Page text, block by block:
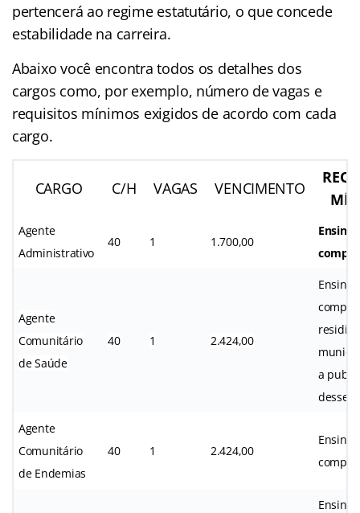
pertencerá ao regime estatutário, o que concede
estabilidade na carreira.
Abaixo você encontra todos os detalhes dos
cargos como, por exemplo, número de vagas e
requisitos mínimos exigidos de acordo com cada
cargo.
CARGO C/H VAGAS VENCIMENTO
Agente
Administrativo
40 1 1.700,00
Ensino
Agente
Comunitário
de Saúde
40 1 2.424,00
Ensino
residir
a
desse
Agente
Comunitário
de Endemias
40 1 2.424,00
Ensino
Ensino